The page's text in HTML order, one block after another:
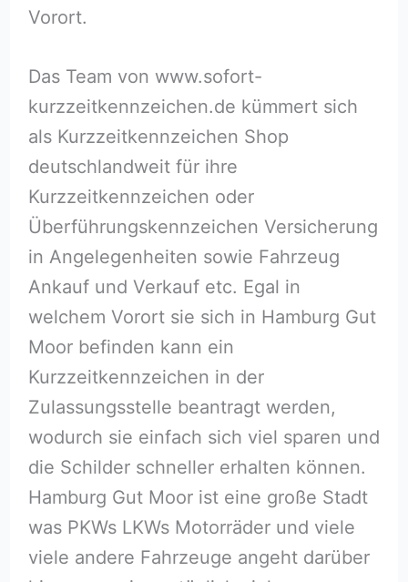
Vorort.
Das Team von www.sofort-
kurzzeitkennzeichen.de kümmert sich
als Kurzzeitkennzeichen Shop
deutschlandweit für ihre
Kurzzeitkennzeichen oder
Überführungskennzeichen Versicherung
in Angelegenheiten sowie Fahrzeug
Ankauf und Verkauf etc. Egal in
welchem Vorort sie sich in Hamburg Gut
Moor befinden kann ein
Kurzzeitkennzeichen in der
Zulassungsstelle beantragt werden,
wodurch sie einfach sich viel sparen und
die Schilder schneller erhalten können.
Hamburg Gut Moor ist eine große Stadt
was PKWs LKWs Motorräder und viele
viele andere Fahrzeuge angeht darüber